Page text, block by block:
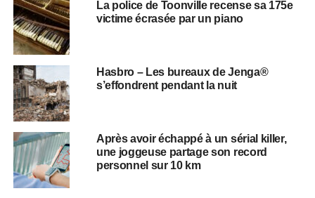
La police de Toonville recense sa 175e
victime écrasée par un piano
Hasbro – Les bureaux de Jenga®
s’effondrent pendant la nuit
Après avoir échappé à un sérial killer,
une joggeuse partage son record
personnel sur 10 km